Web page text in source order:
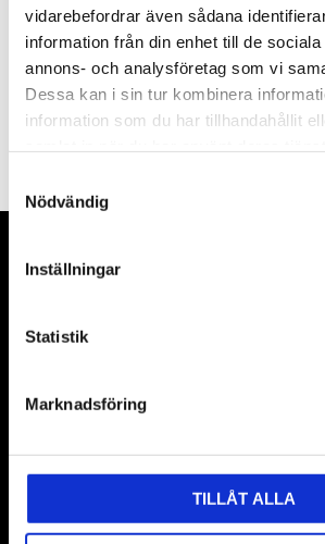
vidarebefordrar även sådana
information från din enhet till de
annons- och analysföretag som vi
Dessa kan i sin tur kombinera
information som du har tillhandahållit
Nödvändig
Inställningar
Statistik
Marknadsföring
TILLÅT ALLA
PRENUMERERA
VÅRA LEVERANTÖRER
& däckmaskiner och Master
kunden.